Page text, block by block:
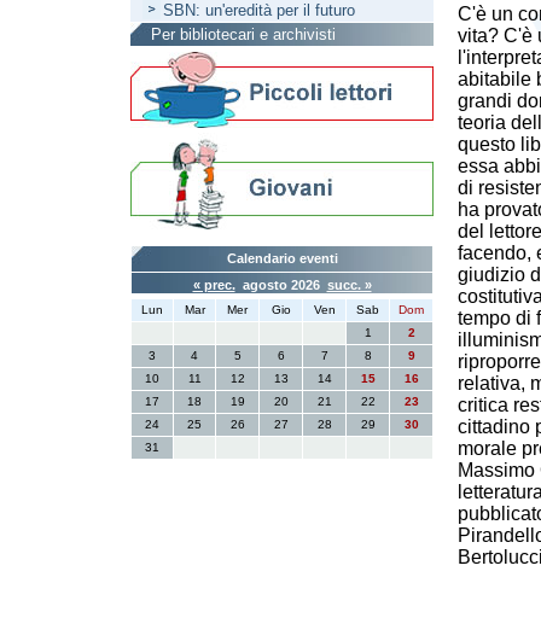
C'è un
vita? C'è
abitabile
grandi
teoria
questo
essa
di
ha
del
facendo,
giudizio
tempo di
relativa,
critica
cittadino
morale
SBN: un'eredità per il futuro
Per bibliotecari e archivisti
Calendario eventi
« prec.agosto 2026 succ. »
Lun Mar Mer Gio Ven Sab
Dom
1
2
3
4 5 6 7 8
9
10
11 12 13 14 15
16
17
18 19 20 21 22
23
24
25 26 27 28 29
30
31